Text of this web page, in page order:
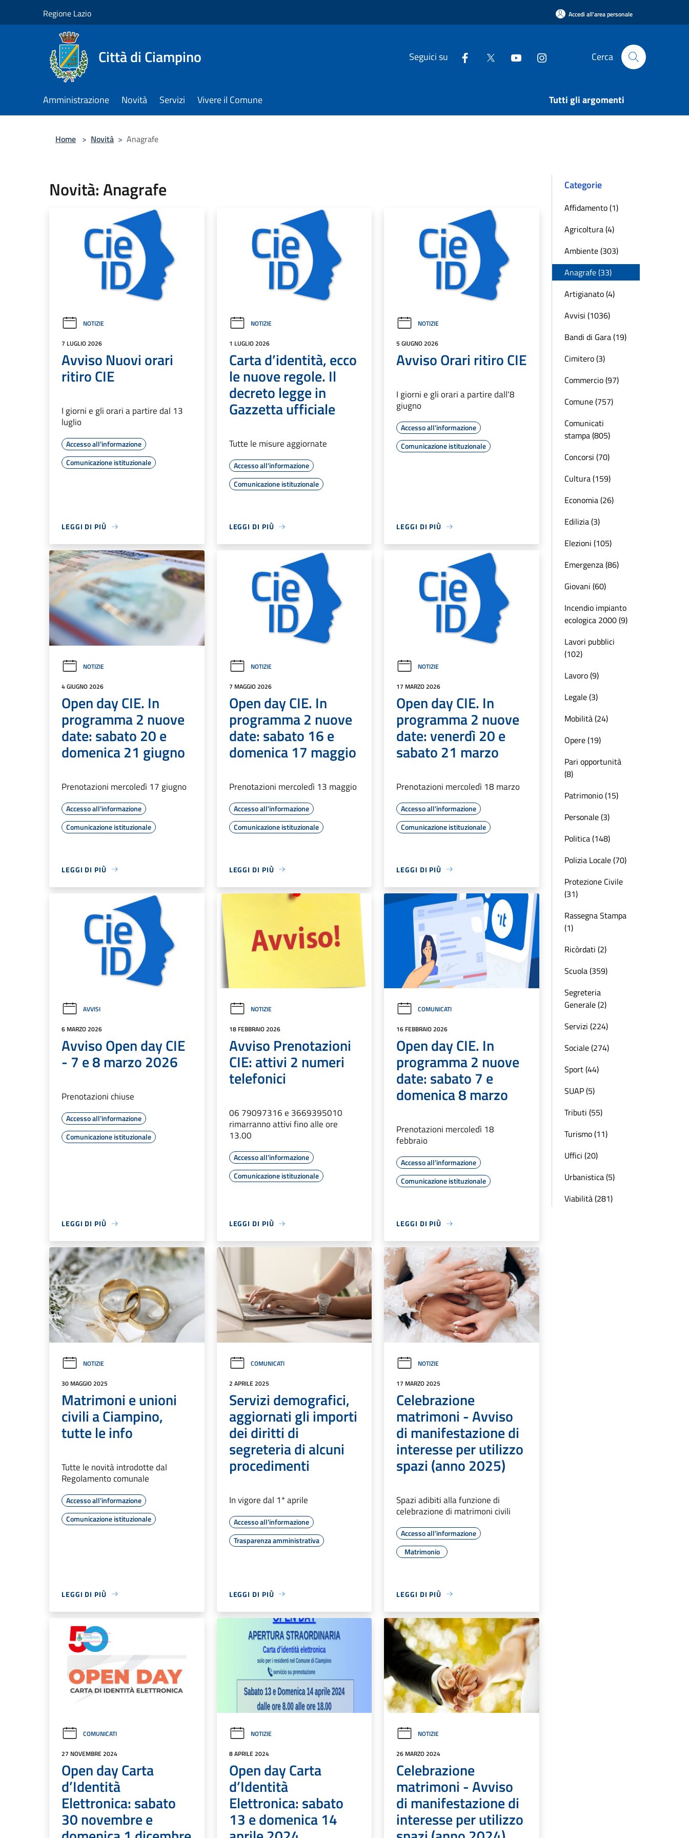
Regione Lazio Accedi all'area personale
Città di Ciampino Seguici su Cerca
Amministrazione Novità Servizi Vivere il Comune Tutti gli argomenti
Home > Novità > Anagrafe
Novità: Anagrafe
NOTIZIE
7 LUGLIO 2026
Avviso Nuovi orari
ritiro CIE
I giorni e gli orari a partire dal 13
luglio
Accesso all'informazione
Comunicazione istituzionale
LEGGI DI PIÙ
NOTIZIE
1 LUGLIO 2026
Carta d’identità, ecco
le nuove regole. Il
decreto legge in
Gazzetta ufficiale
Tutte le misure aggiornate
Accesso all'informazione
Comunicazione istituzionale
LEGGI DI PIÙ
NOTIZIE
5 GIUGNO 2026
Avviso Orari ritiro CIE
I giorni e gli orari a partire dall'8
giugno
Accesso all'informazione
Comunicazione istituzionale
LEGGI DI PIÙ
NOTIZIE
4 GIUGNO 2026
Open day CIE. In
programma 2 nuove
date: sabato 20 e
domenica 21 giugno
Prenotazioni mercoledì 17 giugno
Accesso all'informazione
Comunicazione istituzionale
LEGGI DI PIÙ
NOTIZIE
7 MAGGIO 2026
Open day CIE. In
programma 2 nuove
date: sabato 16 e
domenica 17 maggio
Prenotazioni mercoledì 13 maggio
Accesso all'informazione
Comunicazione istituzionale
LEGGI DI PIÙ
NOTIZIE
17 MARZO 2026
Open day CIE. In
programma 2 nuove
date: venerdì 20 e
sabato 21 marzo
Prenotazioni mercoledì 18 marzo
Accesso all'informazione
Comunicazione istituzionale
LEGGI DI PIÙ
AVVISI
6 MARZO 2026
Avviso Open day CIE
- 7 e 8 marzo 2026
Prenotazioni chiuse
Accesso all'informazione
Comunicazione istituzionale
LEGGI DI PIÙ
NOTIZIE
18 FEBBRAIO 2026
Avviso Prenotazioni
CIE: attivi 2 numeri
telefonici
06 79097316 e 3669395010
rimarranno attivi fino alle ore
13.00
Accesso all'informazione
Comunicazione istituzionale
LEGGI DI PIÙ
COMUNICATI
16 FEBBRAIO 2026
Open day CIE. In
programma 2 nuove
date: sabato 7 e
domenica 8 marzo
Prenotazioni mercoledì 18
febbraio
Accesso all'informazione
Comunicazione istituzionale
LEGGI DI PIÙ
NOTIZIE
30 MAGGIO 2025
Matrimoni e unioni
civili a Ciampino,
tutte le info
Tutte le novità introdotte dal
Regolamento comunale
Accesso all'informazione
Comunicazione istituzionale
LEGGI DI PIÙ
COMUNICATI
2 APRILE 2025
Servizi demografici,
aggiornati gli importi
dei diritti di
segreteria di alcuni
procedimenti
In vigore dal 1* aprile
Accesso all'informazione
Trasparenza amministrativa
LEGGI DI PIÙ
NOTIZIE
17 MARZO 2025
Celebrazione
matrimoni - Avviso
di manifestazione di
interesse per utilizzo
spazi (anno 2025)
Spazi adibiti alla funzione di
celebrazione di matrimoni civili
Accesso all'informazione
Matrimonio
LEGGI DI PIÙ
COMUNICATI
27 NOVEMBRE 2024
Open day Carta
d’Identità
Elettronica: sabato
30 novembre e
NOTIZIE
8 APRILE 2024
Open day Carta
d’Identità
Elettronica: sabato
13 e domenica 14
NOTIZIE
26 MARZO 2024
Celebrazione
matrimoni - Avviso
di manifestazione di
interesse per utilizzo
Categorie
Affidamento (1)
Agricoltura (4)
Ambiente (303)
Anagrafe (33)
Artigianato (4)
Avvisi (1036)
Bandi di Gara (19)
Cimitero (3)
Commercio (97)
Comune (757)
Comunicati
stampa (805)
Concorsi (70)
Cultura (159)
Economia (26)
Edilizia (3)
Elezioni (105)
Emergenza (86)
Giovani (60)
Incendio impianto
ecologica 2000 (9)
Lavori pubblici
(102)
Lavoro (9)
Legale (3)
Mobilità (24)
Opere (19)
Pari opportunità
(8)
Patrimonio (15)
Personale (3)
Politica (148)
Polizia Locale (70)
Protezione Civile
(31)
Rassegna Stampa
(1)
Ricòrdati (2)
Scuola (359)
Segreteria
Generale (2)
Servizi (224)
Sociale (274)
Sport (44)
SUAP (5)
Tributi (55)
Turismo (11)
Uffici (20)
Urbanistica (5)
Viabilità (281)